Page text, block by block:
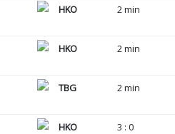
HKO 2 min
HKO 2 min
TBG 2 min
HKO 3 : 0